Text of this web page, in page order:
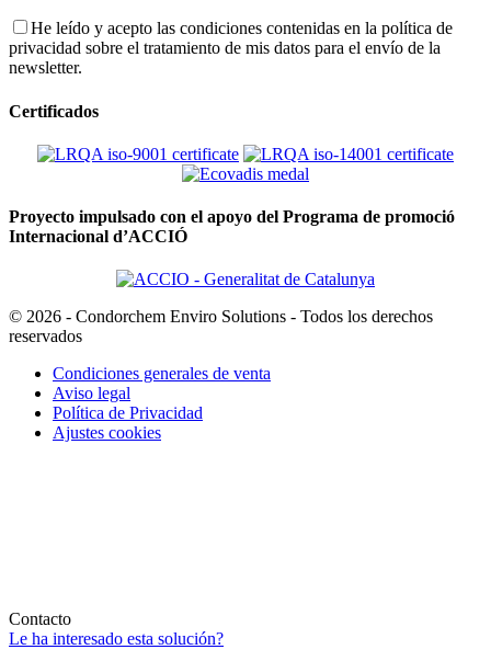
He leído y acepto las condiciones contenidas en la política de
privacidad sobre el tratamiento de mis datos para el envío de la
newsletter.
Certificados
Proyecto impulsado con el apoyo del Programa de promoció
Internacional d’ACCIÓ
© 2026 - Condorchem Enviro Solutions - Todos los derechos
reservados
Condiciones generales de venta
Aviso legal
Política de Privacidad
Ajustes cookies
Contacto
Le ha interesado esta solución?